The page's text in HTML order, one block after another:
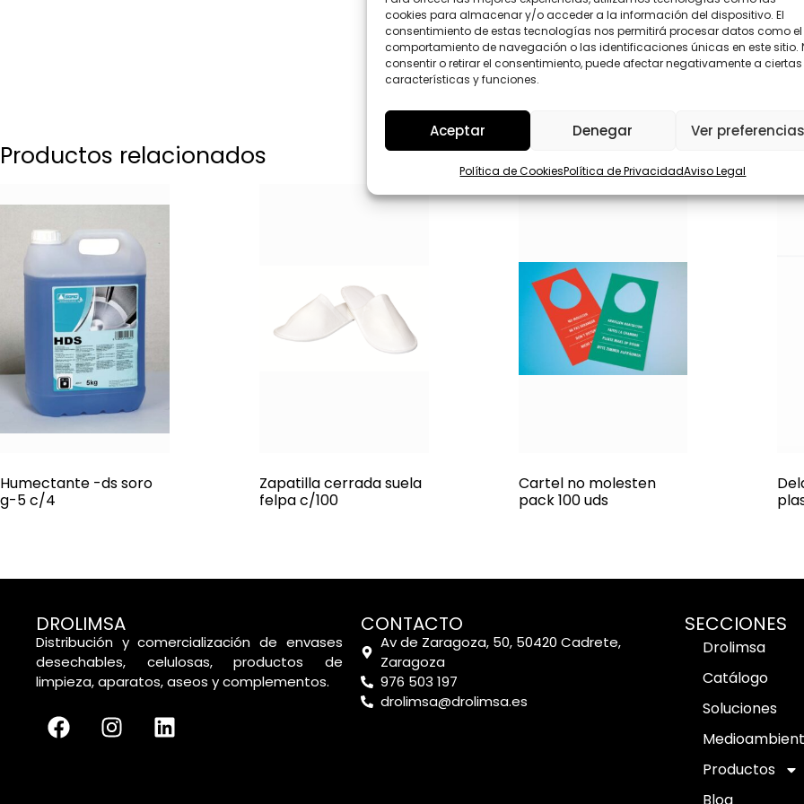
cookies para almacenar y/o acceder a la información del dispositivo. El
consentimiento de estas tecnologías nos permitirá procesar datos como el
comportamiento de navegación o las identificaciones únicas en este sitio.
consentir o retirar el consentimiento, puede afectar negativamente a ciertas
características y funciones.
Aceptar Denegar Ver
Política de CookiesPolítica de PrivacidadAviso Legal
o
r
r
e
o
(
p
n
a
l
p
)
P
D
*
Enviar
Productos relacionados
Humectante -ds soro
g-5 c/4
Zapatilla cerrada suela
felpa c/100
Cartel no molesten
pack 100 uds
DROLIMSA
Distribución y comercialización de envases
desechables, celulosas, productos de
limpieza, aparatos, aseos y complementos.
CONTACTO
Av de Zaragoza, 50, 50420 Cadrete,
Zaragoza
976 503 197
drolimsa@drolimsa.es
SECCIONES
Drolimsa
Catálogo
Soluciones
Productos